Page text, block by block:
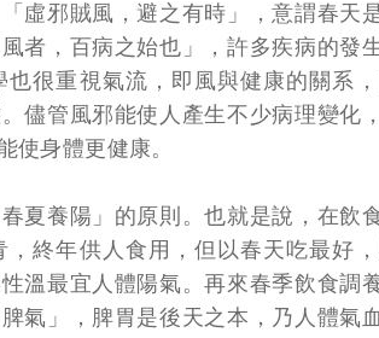
虛邪賊風，避之有時」，意謂春天
者，百病之始也」，許多疾病的發
很重視氣流，即風與健康的關系
儘管風邪能使人產生不少病理變化
使身體更健康。
夏養陽」的原則。也就是說，在飲
終年供人食用，但以春天吃最好
溫最宜人體陽氣。再來春季飲食調
氣」，脾胃是後天之本，乃人體氣